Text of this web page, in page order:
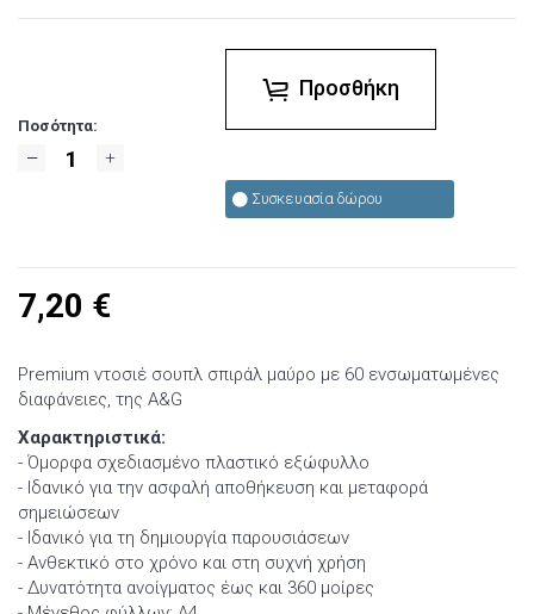
Ποσότητα:
Προσθήκη
Συσκευασία δώρου
7,20 €
Premium ντοσιέ σουπλ σπιράλ μαύρο με 60 ενσωματωμένες
διαφάνειες, της A&G
Χαρακτηριστικά:
- Όμορφα σχεδιασμένο πλαστικό εξώφυλλο
- Ιδανικό για την ασφαλή αποθήκευση και μεταφορά
σημειώσεων
- Ιδανικό για τη δημιουργία παρουσιάσεων
- Ανθεκτικό στο χρόνο και στη συχνή χρήση
- Δυνατότητα ανοίγματος έως και 360 μοίρες